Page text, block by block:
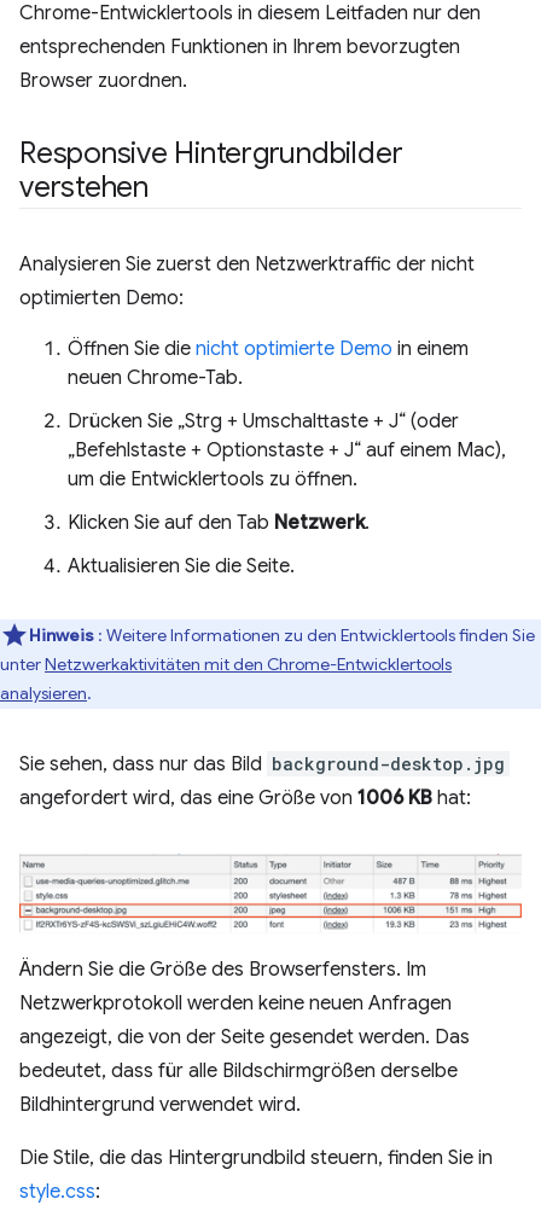
Chrome-Entwicklertools in diesem Leitfaden nur den
entsprechenden Funktionen in Ihrem bevorzugten
Browser zuordnen.
Responsive Hintergrundbilder
verstehen
Analysieren Sie zuerst den Netzwerktraffic der nicht
optimierten Demo:
Öffnen Sie die nicht optimierte Demo in einem
neuen Chrome-Tab.
Drücken Sie „Strg + Umschalttaste + J“ (oder
„Befehlstaste + Optionstaste + J“ auf einem Mac),
um die Entwicklertools zu öffnen.
Klicken Sie auf den Tab Netzwerk.
Aktualisieren Sie die Seite.
Hinweis : Weitere Informationen zu den Entwicklertools finden Sie
unterNetzwerkaktivitäten mit den Chrome-Entwicklertools
analysieren.
Sie sehen, dass nur das Bild background-desktop.jpg
angefordert wird, das eine Größe von 1006 KB hat:
Ändern Sie die Größe des Browserfensters. Im
Netzwerkprotokoll werden keine neuen Anfragen
angezeigt, die von der Seite gesendet werden. Das
bedeutet, dass für alle Bildschirmgrößen derselbe
Bildhintergrund verwendet wird.
Die Stile, die das Hintergrundbild steuern, finden Sie in
style.css: